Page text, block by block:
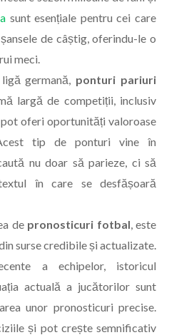
sunt esențiale pentru cei care
de câștig, oferindu-le o
meci.
germană, ponturi pariuri
largă de competiții, inclusiv
oferi oportunități valoroase
tip de ponturi vine în
nu doar să parieze, ci să
în care se desfășoară
de pronosticuri fotbal, este
surse credibile și actualizate.
a echipelor, istoricul
actuală a jucătorilor sunt
unor pronosticuri precise.
și pot crește semnificativ